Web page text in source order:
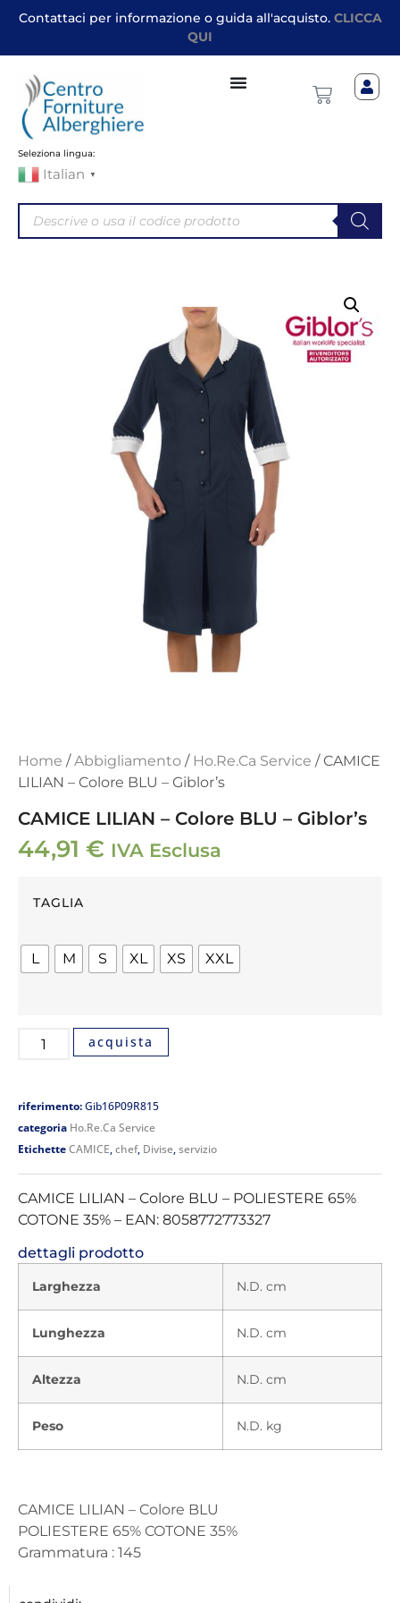
Contattaci per informazione o guida all'acquisto. CLICCA
QUI
Seleziona lingua:
Italian ▼
Home /Abbigliamento / Ho.Re.Ca Service / CAMICE
LILIAN – Colore BLU – Giblor’s
CAMICE LILIAN – Colore BLU – Giblor’s
44,91 € IVA Esclusa
TAGLIA
L M S XL XS XXL
acquista
riferimento:Gib16P09R815
categoria Ho.Re.Ca Service
EtichetteCAMICE,chef, Divise,servizio
CAMICE LILIAN – Colore BLU – POLIESTERE 65%
COTONE 35% – EAN: 8058772773327
dettagli prodotto
Larghezza N.D. cm
Lunghezza N.D. cm
Altezza N.D. cm
Peso N.D. kg
CAMICE LILIAN – Colore BLU
POLIESTERE 65% COTONE 35%
Grammatura : 145